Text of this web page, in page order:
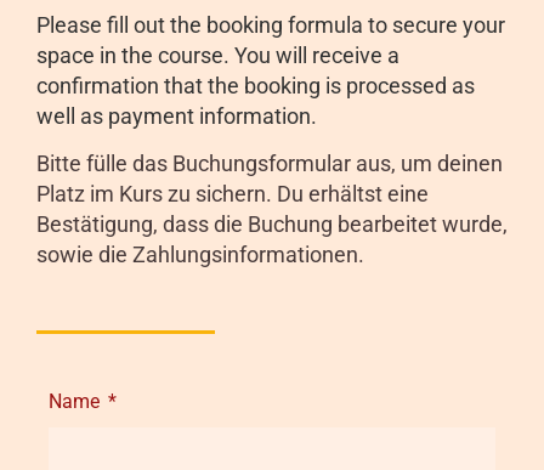
Please fill out the booking formula to secure your
space in the course. You will receive a
confirmation that the booking is processed as
well as payment information.
Bitte fülle das Buchungsformular aus, um deinen
Platz im Kurs zu sichern. Du erhältst eine
Bestätigung, dass die Buchung bearbeitet wurde,
sowie die Zahlungsinformationen.
Name